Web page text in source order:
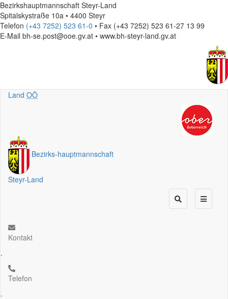
Bezirkshauptmannschaft Steyr-Land
Spitalskystraße 10a • 4400 Steyr
Telefon (+43 7252) 523 61-0 • Fax (+43 7252) 523 61-27 13 99
E-Mail bh-se.post@ooe.gv.at • www.bh-steyr-land.gv.at
Land OÖ
Bezirks-hauptmannschaft
Steyr-Land
Kontakt
.
Telefon
.